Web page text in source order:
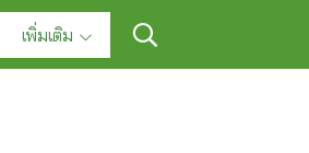
เพิ่มเติม